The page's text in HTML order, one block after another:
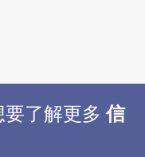
要了解更多信